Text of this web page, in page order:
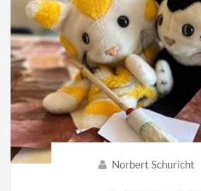
Norbert Schuricht